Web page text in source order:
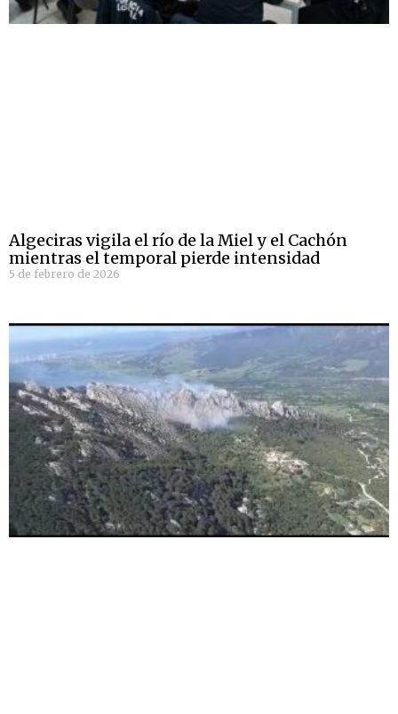
Algeciras vigila el río de la Miel y el Cachón
mientras el temporal pierde intensidad
5 de febrero de 2026